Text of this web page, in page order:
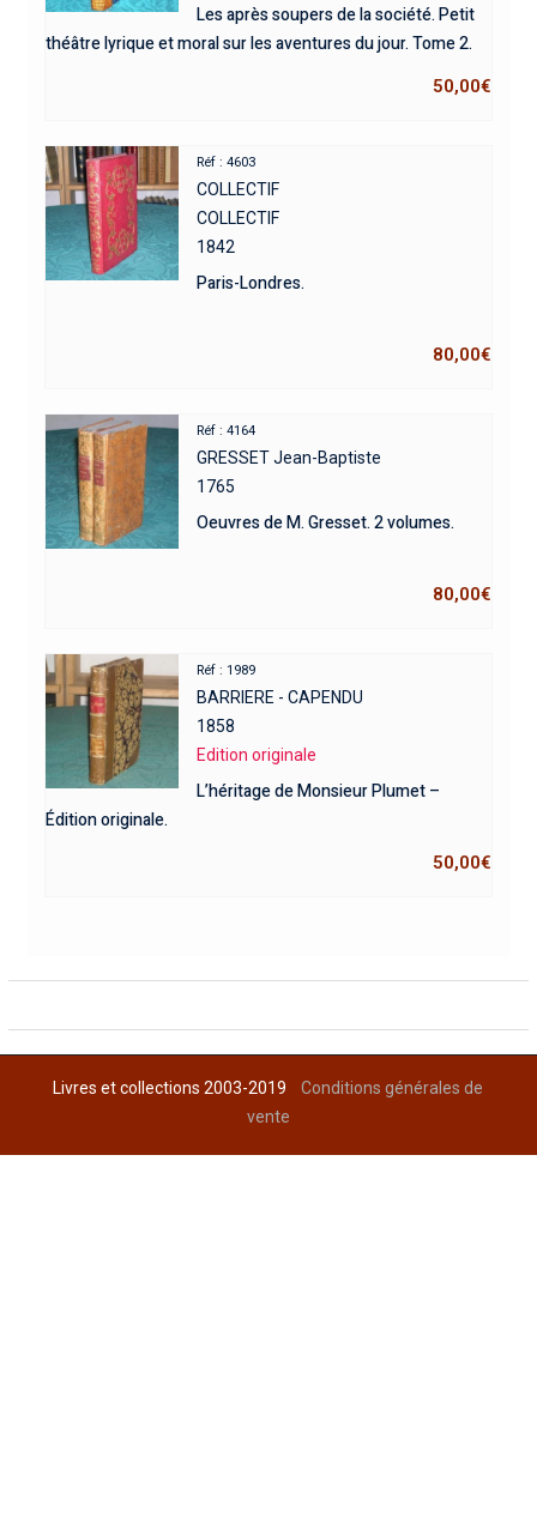
Les après soupers de la société. Petit
théâtre lyrique et moral sur les aventures du jour. Tome 2.
50,00€
Réf : 4603
COLLECTIF
COLLECTIF
1842
Paris-Londres.
80,00€
Réf : 4164
GRESSET Jean-Baptiste
1765
Oeuvres de M. Gresset. 2 volumes.
80,00€
Réf : 1989
BARRIERE - CAPENDU
1858
Edition originale
L’héritage de Monsieur Plumet –
Édition originale.
50,00€
Livres et collections 2003-2019Conditions générales de
vente